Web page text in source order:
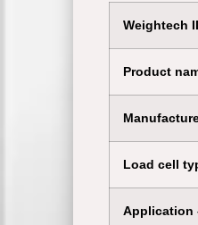
Weightech
Product
Load cell
Application